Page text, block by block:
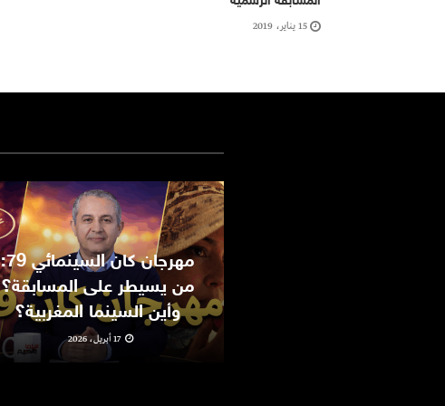
15 يناير، 2019
مهرجان كان السينمائي 79:
من يسيطر على المسابقة؟
وأين السينما المغربية؟
17 أبريل، 2026